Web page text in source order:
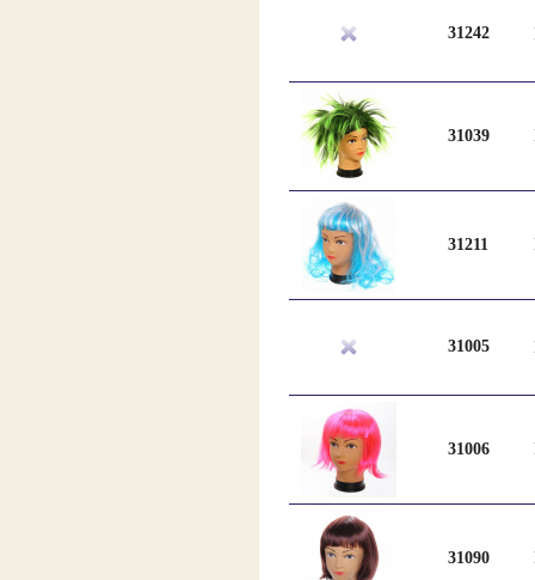
31242
31039
31211
31005
31006
31090